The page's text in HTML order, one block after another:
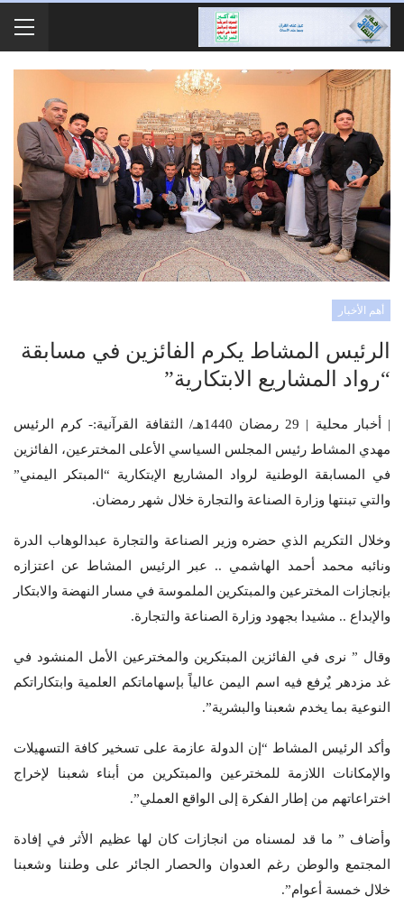
أهم الأخبار
الرئيس المشاط يكرم الفائزين في مسابقة
“رواد المشاريع الابتكارية”
| أخبار محلية | 29 رمضان 1440هـ/ الثقافة القرآنية:- كرم الرئيس
مهدي المشاط رئيس المجلس السياسي الأعلى المخترعين، الفائزين
في المسابقة الوطنية لرواد المشاريع الإبتكارية “المبتكر اليمني”
والتي تبنتها وزارة الصناعة والتجارة خلال شهر رمضان.
وخلال التكريم الذي حضره وزير الصناعة والتجارة عبدالوهاب الدرة
ونائبه محمد أحمد الهاشمي .. عبر الرئيس المشاط عن اعتزازه
بإنجازات المخترعين والمبتكرين الملموسة في مسار النهضة والابتكار
والإبداع .. مشيدا بجهود وزارة الصناعة والتجارة.
وقال ” نرى في الفائزين المبتكرين والمخترعين الأمل المنشود في
غد مزدهر يٌرفع فيه اسم اليمن عالياً بإسهاماتكم العلمية وابتكاراتكم
النوعية بما يخدم شعبنا والبشرية”.
وأكد الرئيس المشاط “إن الدولة عازمة على تسخير كافة التسهيلات
والإمكانات اللازمة للمخترعين والمبتكرين من أبناء شعبنا لإخراج
اختراعاتهم من إطار الفكرة إلى الواقع العملي”.
وأضاف ” ما قد لمسناه من انجازات كان لها عظيم الأثر في إفادة
المجتمع والوطن رغم العدوان والحصار الجائر على وطننا وشعبنا
خلال خمسة أعوام”.